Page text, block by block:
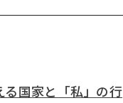
る国家と「私」の行